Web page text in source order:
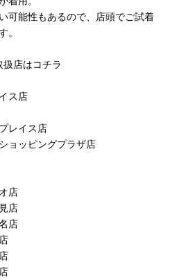
可能性もあるので、店頭でご試着
。
扱店はコチラ
ス店
レイス店
ョッピングプラザ店
店
店
店